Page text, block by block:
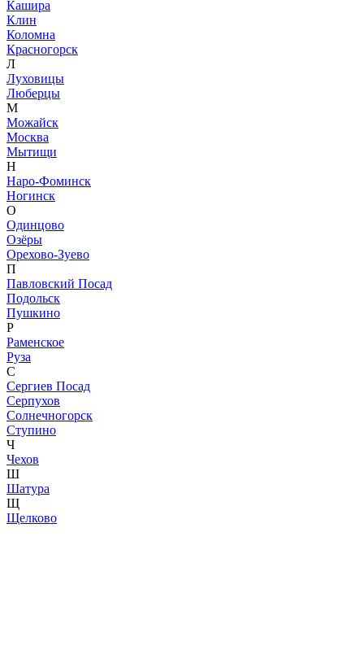
Кашира
Клин
Коломна
Красногорск
Л
Луховицы
Люберцы
М
Можайск
Москва
Мытищи
Н
Наро-Фоминск
Ногинск
О
Одинцово
Озёры
Орехово-Зуево
П
Павловский Посад
Подольск
Пушкино
Р
Раменское
Руза
С
Сергиев Посад
Серпухов
Солнечногорск
Ступино
Ч
Чехов
Ш
Шатура
Щ
Щелково